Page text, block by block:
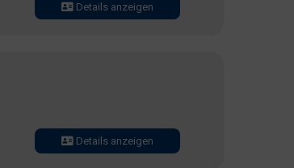
Details anzeigen
Details anzeigen